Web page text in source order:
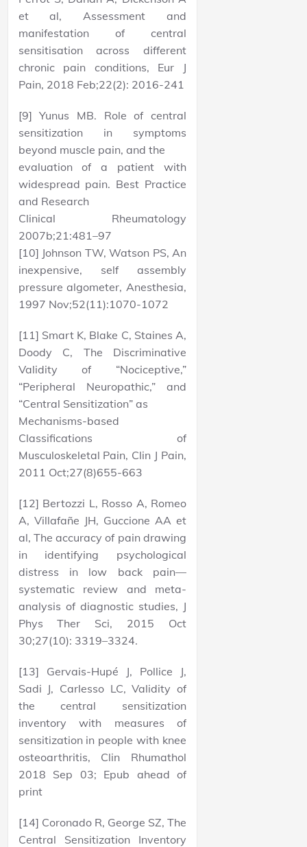
et al, Assessment and
manifestation of central
sensitisation across different
chronic pain conditions, Eur J
Pain, 2018 Feb;22(2): 2016-241
[9] Yunus MB. Role of central
sensitization in symptoms
beyond muscle pain, and the
evaluation of a patient with
widespread pain. Best Practice
and Research
Clinical Rheumatology
2007b;21:481–97
[10] Johnson TW, Watson PS, An
inexpensive, self assembly
pressure algometer, Anesthesia,
1997 Nov;52(11):1070-1072
[11] Smart K, Blake C, Staines A,
Doody C, The Discriminative
Validity of “Nociceptive,”
“Peripheral Neuropathic,” and
“Central Sensitization” as
Mechanisms-based
Classifications of
Musculoskeletal Pain, Clin J Pain,
2011 Oct;27(8)655-663
[12] Bertozzi L, Rosso A, Romeo
A, Villafañe JH, Guccione AA et
al, The accuracy of pain drawing
in identifying psychological
distress in low back pain—
systematic review and meta-
analysis of diagnostic studies, J
Phys Ther Sci, 2015 Oct
30;27(10): 3319–3324.
[13] Gervais-Hupé J, Pollice J,
Sadi J, Carlesso LC, Validity of
the central sensitization
inventory with measures of
sensitization in people with knee
osteoarthritis, Clin Rhumathol
2018 Sep 03; Epub ahead of
print
[14] Coronado R, George SZ, The
Central Sensitization Inventory